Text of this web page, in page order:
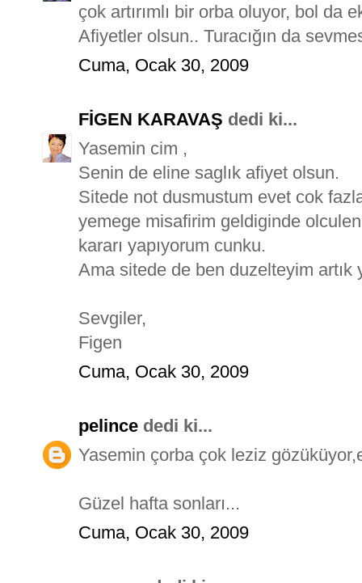
çok artırımlı bir orba oluyor, bol da
Afiyetler olsun.. Turacığın da
Cuma, Ocak 30, 2009
FİGEN KARAVAŞ dedi ki...
Yasemin cim ,
Senin de eline saglık afiyet olsun.
Sitede not dusmustum evet cok
yemege misafirim geldiginde
kararı yapıyorum cunku.
Ama sitede de ben duzelteyim artık
Sevgiler,
Figen
Cuma, Ocak 30, 2009
pelince dedi ki...
Yasemin çorba çok leziz
Güzel hafta sonları...
Cuma, Ocak 30, 2009